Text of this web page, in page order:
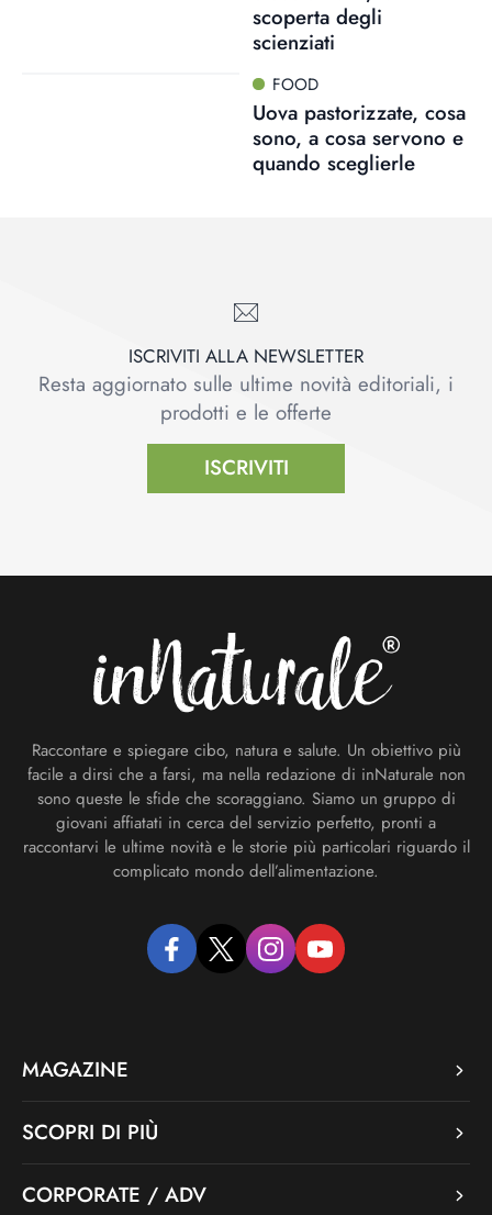
scoperta degli
scienziati
FOOD
Uova pastorizzate, cosa
sono, a cosa servono e
quando sceglierle
ISCRIVITI ALLA NEWSLETTER
Resta aggiornato sulle ultime novità editoriali, i
prodotti e le offerte
ISCRIVITI
Raccontare e spiegare cibo, natura e salute. Un obiettivo più
facile a dirsi che a farsi, ma nella redazione di inNaturale non
sono queste le sfide che scoraggiano. Siamo un gruppo di
giovani affiatati in cerca del servizio perfetto, pronti a
raccontarvi le ultime novità e le storie più particolari riguardo il
complicato mondo dell’alimentazione.
facebooktwitter instagramyoutube
MAGAZINE
SCOPRI DI PIÙ
CORPORATE / ADV